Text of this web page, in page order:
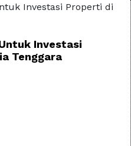
Investasi
Tenggara